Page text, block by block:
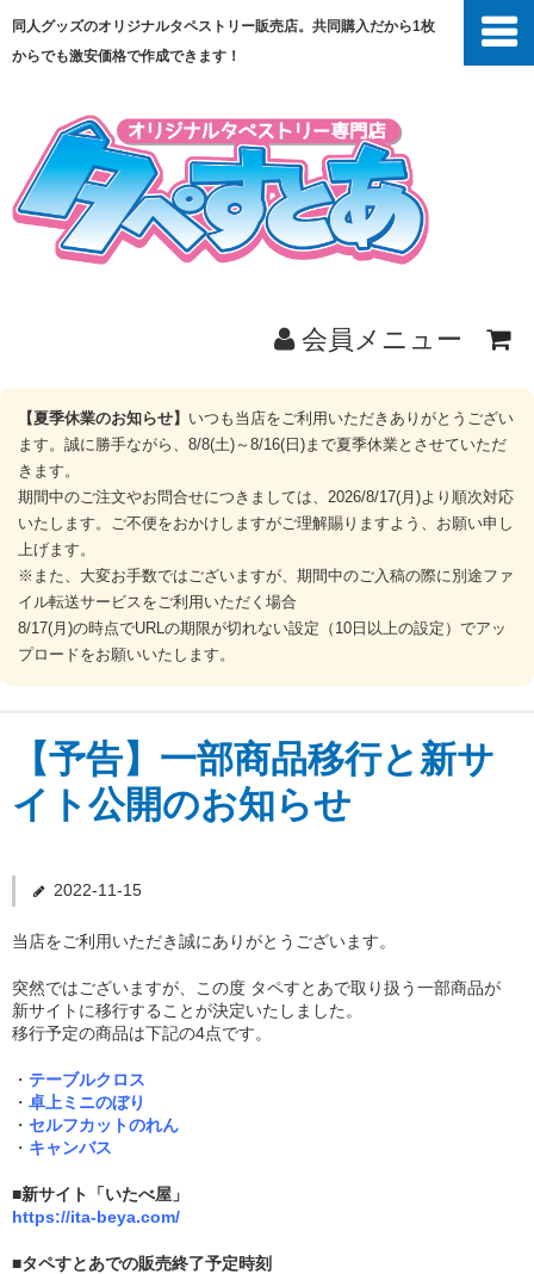
同人グッズのオリジナルタペストリー販売店。共同購入だから1枚
からでも激安価格で作成できます！
会員メニュー
商品一覧
共同購入とは
ご注文の流れ
納期について
データ作成ガイド
Q&A
【夏季休業のお知らせ】 いつも当店をご利用いただきありがとうござい
ます。誠に勝手ながら、8/8(土)～8/16(日)まで夏季休業とさせていただ
きます。
期間中のご注文やお問合せにつきましては、2026/8/17(月)より順次対応
いたします。ご不便をおかけしますがご理解賜りますよう、お願い申し
上げます。
※また、大変お手数ではございますが、期間中のご入稿の際に別途ファ
イル転送サービスをご利用いただく場合
8/17(月)の時点でURLの期限が切れない設定（10日以上の設定）でアッ
プロードをお願いいたします。
【予告】一部商品移行と新サ
イト公開のお知らせ
2022-11-15
当店をご利用いただき誠にありがとうございます。
突然ではございますが、この度 タペすとあで取り扱う一部商品が
新サイトに移行することが決定いたしました。
移行予定の商品は下記の4点です。
・ テーブルクロス
・ 卓上ミニのぼり
・ セルフカットのれん
・ キャンバス
■新サイト「いたべ屋」
https://ita-beya.com/
■タペすとあでの販売終了予定時刻